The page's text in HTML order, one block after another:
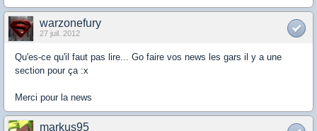
warzonefury
27 juil. 2012
Qu'es-ce qu'il faut pas lire... Go faire vos news les gars il y a une
section pour ça :x
Merci pour la news
markus95